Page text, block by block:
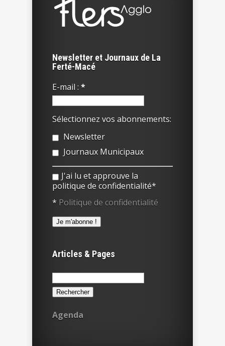
Newsletter et Journaux de La
Ferté-Macé
E-mail : *
Sélectionnez vos abonnements:
Newsletter
Journaux Municipaux
J'ai lu et approuve la
politique de confidentialité*
* Politique de confidentialité
Articles & Pages
Rechercher :
Agenda